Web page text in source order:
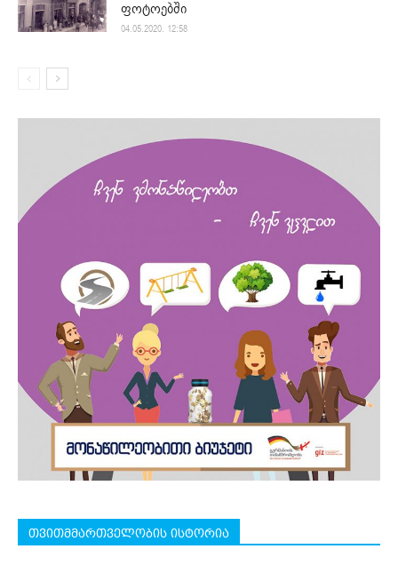
ფოტოებში
04.05.2020. 12:58
თვითმმართველობის ისტორია